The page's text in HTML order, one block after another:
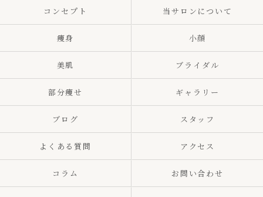
コンセプト 当サロンについて
痩身 小顔
美肌 ブライダル
部分痩せ ギャラリー
ブログ スタッフ
よくある質問 アクセス
コラム お問い合わせ